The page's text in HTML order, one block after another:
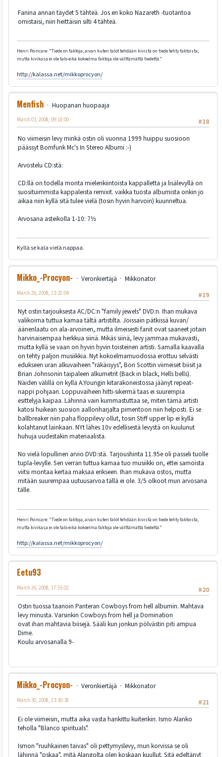
Fanina annan täydet 5 tähteä. Jos en koko Nazareth -tuotantoa
omistaisi, niin heittäisin silti 4 tähteä.
Henri Poincare: "Tiede on faktoja; aivan kuten talot tehdään kivistä on tiede tehty faktoista;
mutta kivikasa ei ole talo eikä kokoelma faktoja ole välttämättä tiedettä."
http://kalassa.net/mikkoprocyon/
Menfish
Huopanan huopaaja
#18
March 03, 2008, 09:18:00
No viimeisin levy minkä ostin oli vuonna 1999 huippu suosioon
päässyt Bomfunk Mc's In Stereo Albumi :-)
Arvostelu CD:stä:
CD:llä on todella monta mielenkiintoista kappalletta ja lisälevyllä on
suosituimmista kappaleista remixit. vaikka tuosta albumista onkin jo
aikaa niin kyllä sitä tulee vielä (tosin hyvin harvoin) kuunneltua.
Arvosana asteikolla 1-10: 7½
Kyllä se kala vielä nappaa.
Mikko_-Procyon- Veronkiertäjä
Mikkonator
#19
March 26, 2008, 13:32:04
Nyt ostin tarjouksesta AC/DC:n "family jewels" DVD:n. Ihan mukava
valikoima tuttua kamaa tältä artistilta. Joissain pätkissä kuvan/
äänenlaatu on ala-arvoinen, mutta ilmeisesti fanit ovat saaneet jotain
harvinaisempaa herkkua siinä. Mikäs siinä, levy jammaa mukavasti,
mutta kyllä se vaan on hyvin hyvin toisteinen artisti. Samalla kaavalla
on tehty paljon musiikkia. Nyt kokoelmamuodossa erottuu selvästi
edukseen uran alkuvaiheen "räkäisyys", Bon Scottin viimeiset biisit ja
Brian Johnsonin taipaleen alkumetrit (Back in black, Hells bells).
Näiden välillä on kyllä A.Youngin kitarakoneistossa jäänyt repeat-
nappi pohjaan. Loppuvaiheen hitti-sikermä taas ei suurempia
esittelyjä kaipaa. Lähinnä vain kummastuttaa se, miten tämä artisti
katosi huikean suosion aallonharjalta pimentoon niin helposti. Ei se
ballbreaker niin paha floppilevy ollut, tosin Stiff upper lip ei kyllä
kolahtanut lainkaan. NYt lähes 10v edellisestä levystä on kuulunut
huhuja uudestakin materiaalista.
No vielä lopullinen arvio DVD:stä. Tarjoushinta 11.95e oli passeli tuolle
tupla-levylle. Sen verran tuttua kamaa tuo musiikki on, ettei samoista
viitsi montaa kertaa maksaa erikseen. Ihan mukava ostos, mutta
mitään suurempaa uutuusarvoa tällä ei ole. 3/5 olkoot mun arvosana
tälle.
Henri Poincare: "Tiede on faktoja; aivan kuten talot tehdään kivistä on tiede tehty faktoista;
mutta kivikasa ei ole talo eikä kokoelma faktoja ole välttämättä tiedettä."
http://kalassa.net/mikkoprocyon/
Eetu93
#20
March 26, 2008, 17:55:02
Ostin tuossa taanoin Panteran Cowboys from hell albumin. Mahtava
levy minusta. Varsinkin Cowboys from hell ja Domination
ovat ihan mahtavia biisejä. Sääli kun jonkun pölvästin piti ampua
Dime.
Koulu arvosanalla 9-
Mikko_-Procyon- Veronkiertäjä
Mikkonator
#21
March 30, 2008, 23:30:38
Ei ole viimeisin, mutta aika vasta hankittu kuitenkin. Ismo Alanko
teholla "Blanco spirituals".
Ismon "ruuhkainen taivas" oli pettymyslevy, mun korvissa se oli
lähinnä "pskaa", mitä Alangolta olen koskaan kuullut. Sitä edeltänyt